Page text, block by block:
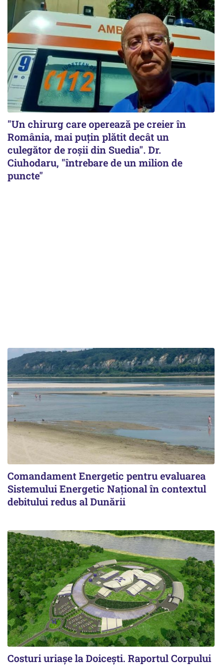
"Un chirurg care operează pe creier în
România, mai puțin plătit decât un
culegător de roșii din Suedia". Dr.
Ciuhodaru, "întrebare de un milion de
puncte"
Comandament Energetic pentru evaluarea
Sistemului Energetic Naţional în contextul
debitului redus al Dunării
Costuri uriaşe la Doiceşti. Raportul Corpului